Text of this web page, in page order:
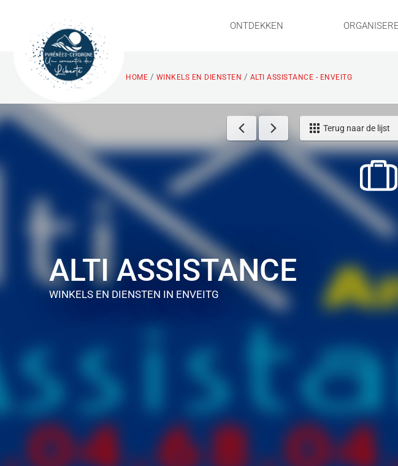
ONTDEKKEN
HOME / WINKELS EN DIENSTEN / ALTI ASSISTANCE - ENVEITG
Terug naar de lijst
ALTI ASSISTANCE
WINKELS EN DIENSTEN IN ENVEITG